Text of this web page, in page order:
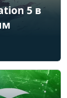
5 в